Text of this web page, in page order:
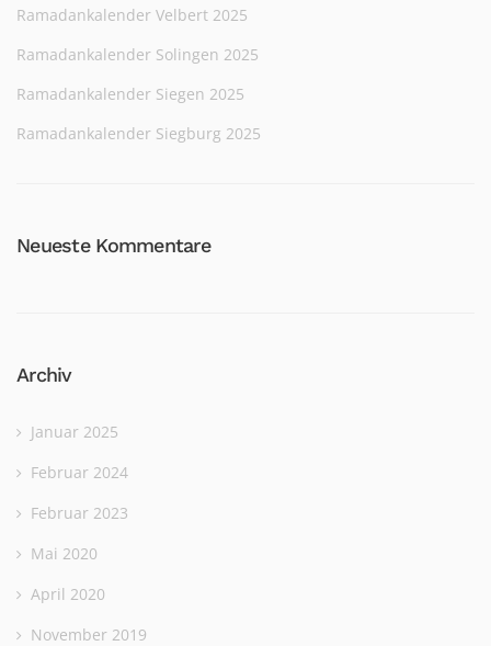
Ramadankalender Velbert 2025
Ramadankalender Solingen 2025
Ramadankalender Siegen 2025
Ramadankalender Siegburg 2025
Neueste Kommentare
Archiv
Januar 2025
Februar 2024
Februar 2023
Mai 2020
April 2020
November 2019